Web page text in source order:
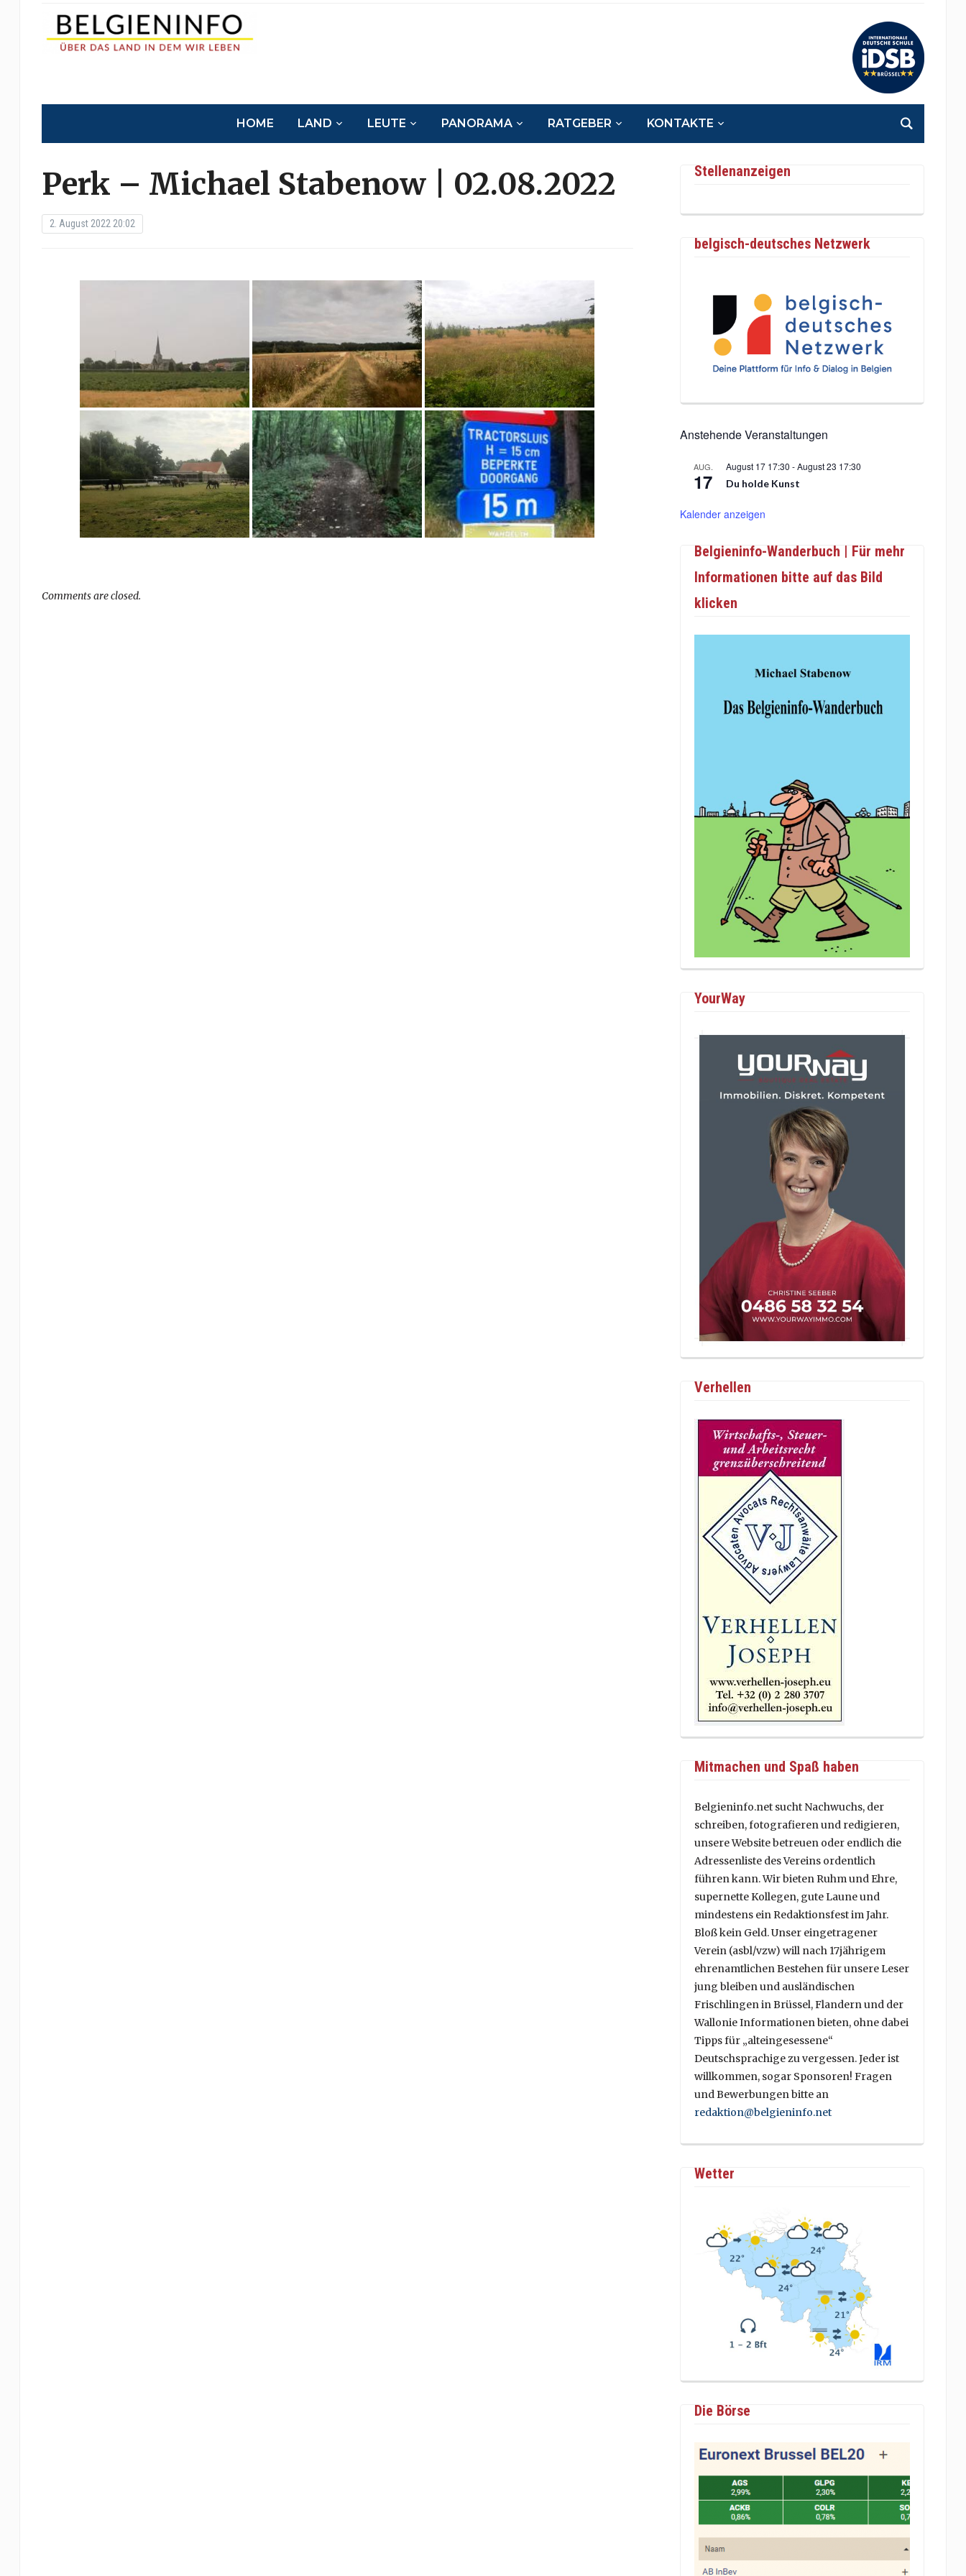
HOME LAND LEUTE PANORAMA RATGEBER KONTAKTE
Perk – Michael Stabenow | 02.08.2022
2. August 2022 20:02
Comments are closed.
Stellenanzeigen
belgisch-deutsches Netzwerk
Anstehende Veranstaltungen
AUG.
17
August 17 17:30 -August 23 17:30
Du holde Kunst
Kalender anzeigen
Belgieninfo-Wanderbuch | Für mehr
Informationen bitte auf das Bild
klicken
YourWay
Verhellen
Mitmachen und Spaß haben
Belgieninfo.net sucht Nachwuchs, der
schreiben, fotografieren und redigieren,
unsere Website betreuen oder endlich die
Adressenliste des Vereins ordentlich
führen kann. Wir bieten Ruhm und Ehre,
supernette Kollegen, gute Laune und
mindestens ein Redaktionsfest im Jahr.
Bloß kein Geld. Unser eingetragener
Verein (asbl/vzw) will nach 17jährigem
ehrenamtlichen Bestehen für unsere Leser
jung bleiben und ausländischen
Frischlingen in Brüssel, Flandern und der
Wallonie Informationen bieten, ohne dabei
Tipps für „alteingesessene“
Deutschsprachige zu vergessen. Jeder ist
willkommen, sogar Sponsoren! Fragen
und Bewerbungen bitte an
redaktion@belgieninfo.net
Wetter
Die Börse